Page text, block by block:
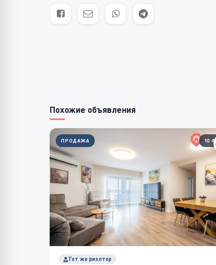
Похожие объявления
10
ПРОДАЖА
Тот же риэлтор